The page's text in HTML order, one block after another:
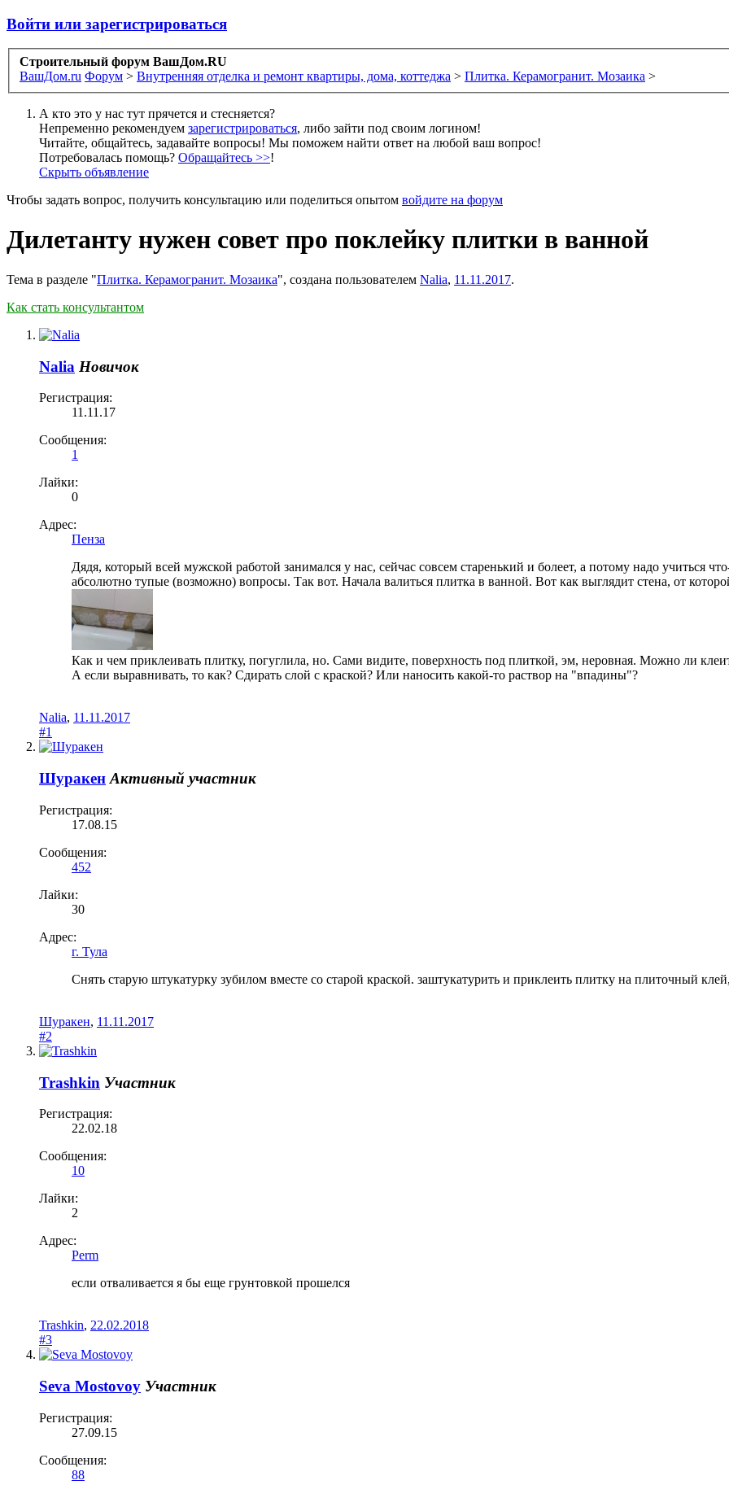
Войти или зарегистрироваться
Строительный форум ВашДом.RU
ВашДом.ru Форум > Внутренняя отделка и ремонт квартиры, дома, коттеджа > Плитка. Керамогранит. Мозаика >
А кто это у нас тут прячется и стесняется?
Непременно рекомендуем зарегистрироваться, либо зайти под своим логином!
Читайте, общайтесь, задавайте вопросы! Мы поможем найти ответ на любой ваш вопрос!
Потребовалась помощь? Обращайтесь >>!
Скрыть объявление
Чтобы задать вопрос, получить консультацию или поделиться опытом войдите на форум
Дилетанту нужен совет про поклейку плитки в ванной
Тема в разделе "Плитка. Керамогранит. Мозаика", создана пользователем Nalia, 11.11.2017.
Как стать консультантом
Nalia Новичок
Регистрация:
11.11.17
Сообщения:
1
Лайки:
0
Адрес:
Пенза
Дядя, который всей мужской работой занимался у нас, сейчас совсем старенький и болеет, а потому надо учиться
абсолютно тупые (возможно) вопросы. Так вот. Начала валиться плитка в ванной. Вот как выглядит стена, от
Как и чем приклеивать плитку, погуглила, но. Сами видите, поверхность под плиткой, эм, неровная. Можно ли
А если выравнивать, то как? Сдирать слой с краской? Или наносить какой-то раствор на "впадины"?
Nalia, 11.11.2017
#1
Шуракен Активный участник
Регистрация:
17.08.15
Сообщения:
452
Лайки:
30
Адрес:
г. Тула
Снять старую штукатурку зубилом вместе со старой краской. заштукатурить и приклеить плитку на плиточный
Шуракен, 11.11.2017
#2
Trashkin Участник
Регистрация:
22.02.18
Сообщения:
10
Лайки:
2
Адрес:
Perm
если отваливается я бы еще грунтовкой прошелся
Trashkin, 22.02.2018
#3
Seva Mostovoy Участник
Регистрация:
27.09.15
Сообщения:
88